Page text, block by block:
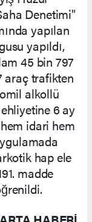
Denetimi"
yapılan
yapıldı,
45 bin 797
araç trafikten
alkollü
6 ay
idari hem
hap ele
madde